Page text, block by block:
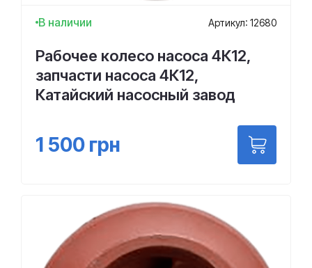
В наличии Артикул: 12680
Рабочее колесо насоса 4К12,
запчасти насоса 4К12,
Катайский насосный завод
1 500 грн